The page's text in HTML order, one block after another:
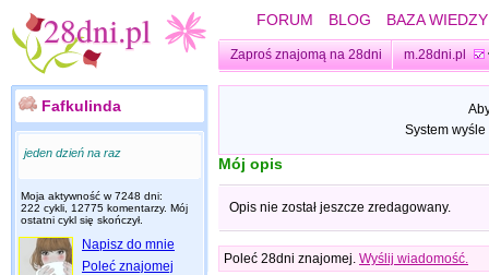
FORUM BLOG BAZA WIEDZY
Zaproś znajomą na 28dni m.28dni.pl
Fafkulinda
jeden dzień na raz
Moja aktywność w 7248 dni:
222 cykli, 12775 komentarzy. Mój
ostatni cykl się skończył.
Napisz do mnie
Poleć znajomej
System
Mój opis
Opis nie został jeszcze zredagowany.
Poleć 28dni znajomej. Wyślij wiadomość.